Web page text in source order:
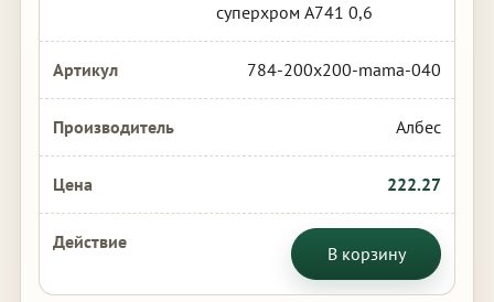
суперхром А741 0,6
784-200x200-mama-040
Албес
222.27
В корзину